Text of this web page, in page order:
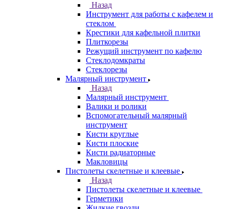
Назад
Инструмент для работы с кафелем и
стеклом
Крестики для кафельной плитки
Плиткорезы
Режущий инструмент по кафелю
Стеклодомкраты
Стеклорезы
Малярный инструмент
Назад
Малярный инструмент
Валики и ролики
Вспомогательный малярный
инструмент
Кисти круглые
Кисти плоские
Кисти радиаторные
Макловицы
Пистолеты скелетные и клеевые
Назад
Пистолеты скелетные и клеевые
Герметики